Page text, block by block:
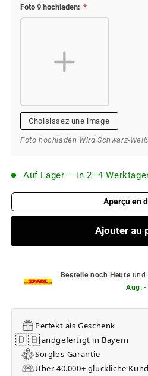
Foto 9 hochladen: *
Choisissez une image
Foto hochladen Wird Schwarz-Weiß
Auf Lager – in 2–4
Aperçu en
Ajouter au
Bestelle noch Heuteund
Aug. -
Perfekt als Geschenk
🇩🇪Handgefertigt in Bayern
Sorglos-Garantie
Über 40.000+ glückliche